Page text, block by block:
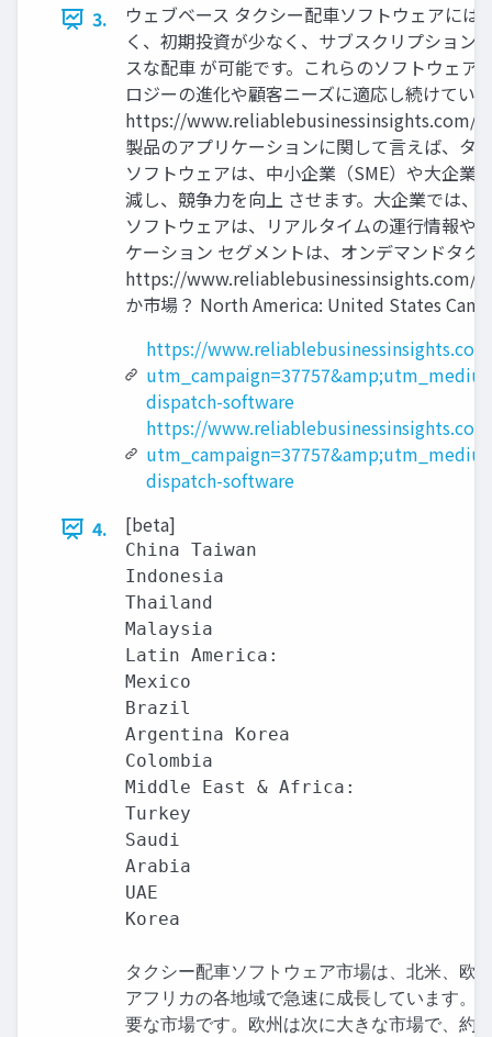
3.
ウェブベース タクシー配車ソフトウェアに
く、初期投資が少なく、サブスクリプション
スな配車 が可能です。これらのソフトウェ
ロジーの進化や顧客ニーズに適応し続けてい
https://www.reliablebusinessinsights.com/
製品のアプリケーションに関して言えば、タ
ソフトウェアは、中小企業（SME）や大企
減し、競争力を向上 させます。大企業では
ソフトウェアは、リアルタイムの運行情報や
ケーション セグメントは、オンデマンドタ
https://www.reliablebusinessinsights.com/
か市場？ North America: United States
https://
dispatch-software
https://
dispatch-software
4.
[beta]
China Taiwan
Indonesia
Thailand
Malaysia
Latin America:
Mexico
Brazil
Argentina Korea
Colombia
Middle East & Africa:
Turkey
Saudi
Arabia
UAE
Korea
タクシー配車ソフトウェア市場は、北米、欧
アフリカの各地域で急速に成長しています。
要な市場です。欧州は次に大きな市場で、約